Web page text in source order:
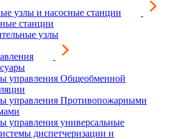
узлы и насосные станции
станции
узлы
управления Общеобменной
управления Противопожарными
управления универсальные
диспетчеризации и